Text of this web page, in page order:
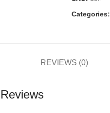
Categories:
REVIEWS (0)
Reviews